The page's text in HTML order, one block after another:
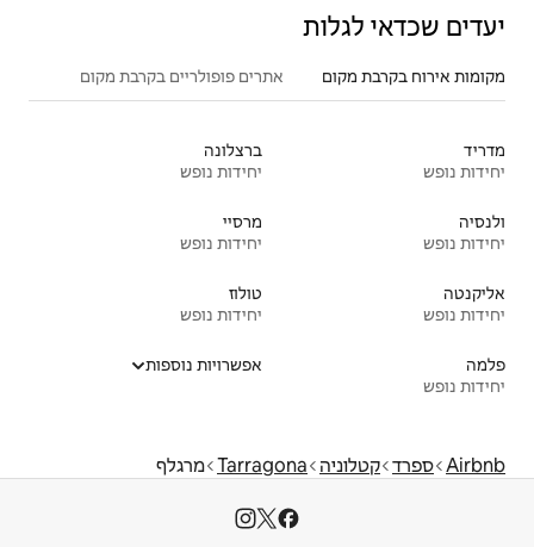
אתרים פופולריים בקרבת מקום
ברצלונה
יחידות נופש
מרסיי
יחידות נופש
טולוז
יחידות נופש
אפשרויות נוספות
מרגלף